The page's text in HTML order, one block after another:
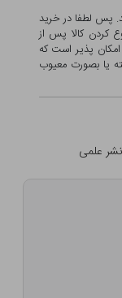
پس لطفا در خرید
کردن کالا پس از
پذیر است که
یا بصورت معيوب
علمی